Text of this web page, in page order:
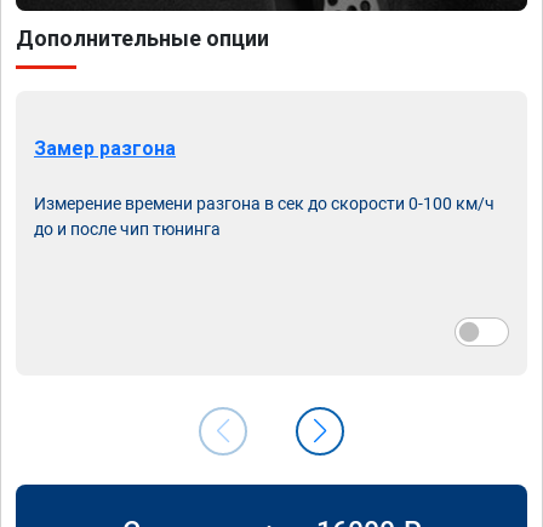
Дополнительные опции
Замер разгона
Измерение времени разгона в сек до скорости 0-100 км/ч
до и после чип тюнинга